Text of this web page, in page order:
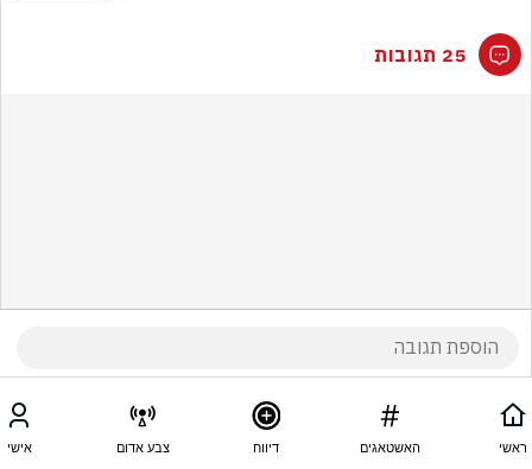
25 תגובות
ראשי האשטאגים דיווח צבע אדום אישי